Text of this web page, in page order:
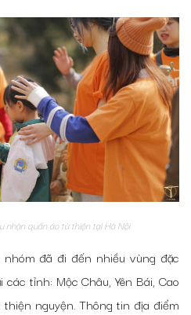
nhận quần áo từ thiện tại Hà Nội
đã đi đến nhiều vùng đặc
tỉnh: Mộc Châu, Yên Bái, Cao
nguyện. Thông tin địa điểm